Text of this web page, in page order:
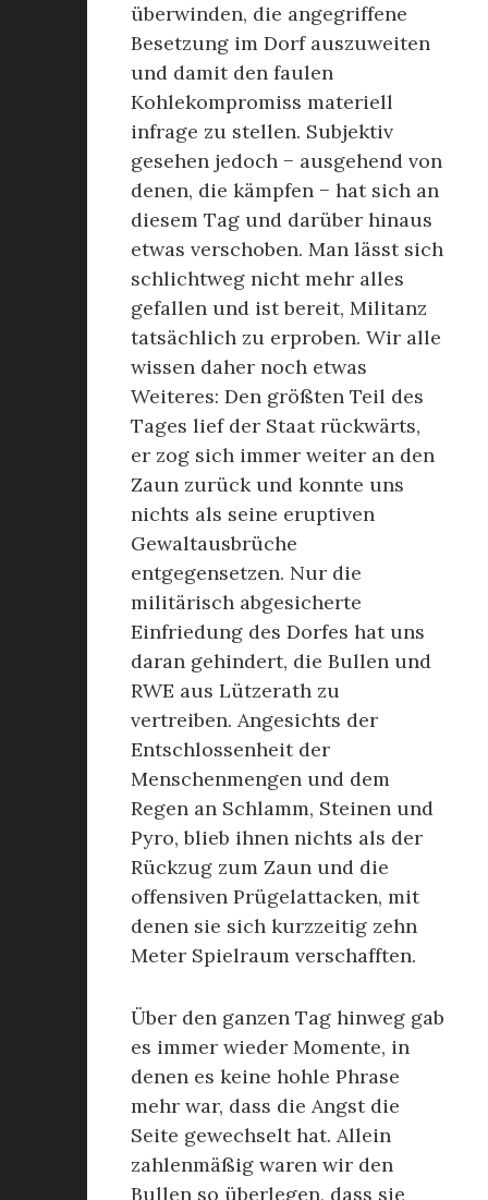
überwinden, die angegriffene
Besetzung im Dorf auszuweiten
und damit den faulen
Kohlekompromiss materiell
infrage zu stellen. Subjektiv
gesehen jedoch − ausgehend von
denen, die kämpfen − hat sich an
diesem Tag und darüber hinaus
etwas verschoben. Man lässt sich
schlichtweg nicht mehr alles
gefallen und ist bereit, Militanz
tatsächlich zu erproben. Wir alle
wissen daher noch etwas
Weiteres: Den größten Teil des
Tages lief der Staat rückwärts,
er zog sich immer weiter an den
Zaun zurück und konnte uns
nichts als seine eruptiven
Gewaltausbrüche
entgegensetzen. Nur die
militärisch abgesicherte
Einfriedung des Dorfes hat uns
daran gehindert, die Bullen und
RWE aus Lützerath zu
vertreiben. Angesichts der
Entschlossenheit der
Menschenmengen und dem
Regen an Schlamm, Steinen und
Pyro, blieb ihnen nichts als der
Rückzug zum Zaun und die
offensiven Prügelattacken, mit
denen sie sich kurzzeitig zehn
Meter Spielraum verschafften.
Über den ganzen Tag hinweg gab
es immer wieder Momente, in
denen es keine hohle Phrase
mehr war, dass die Angst die
Seite gewechselt hat. Allein
zahlenmäßig waren wir den
Bullen so überlegen, dass sie